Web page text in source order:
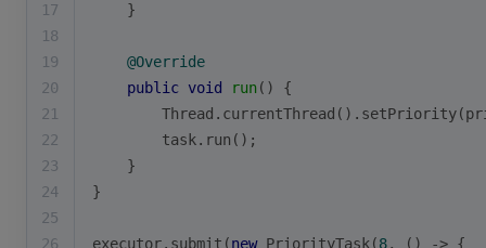
17
    }
18
19
@Override
20
public void run()
{
21
22
        task.run();
23
    }
24
}
25
26
executor.submit(new PriorityTask(8, () -> {